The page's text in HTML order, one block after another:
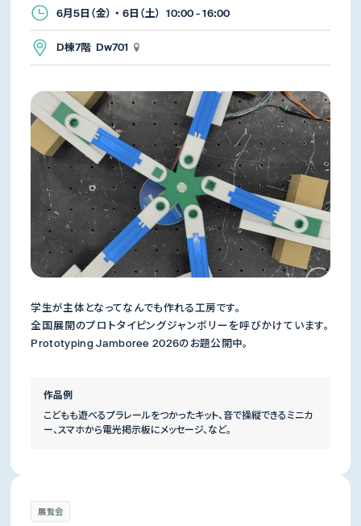
6月5日（金） ・ 6日（土） 10:00 - 16:00
D棟7階 Dw701
学生が主体となってなんでも作れる工房です。
全国展開のプロトタイピングジャンボリーを呼びかけています。
Prototyping Jamboree 2026のお題公開中。
作品例
こどもも遊べるプラレールをつかったキット、音で操縦できるミニカ
ー、スマホから電光掲示板にメッセージ、など。
展覧会